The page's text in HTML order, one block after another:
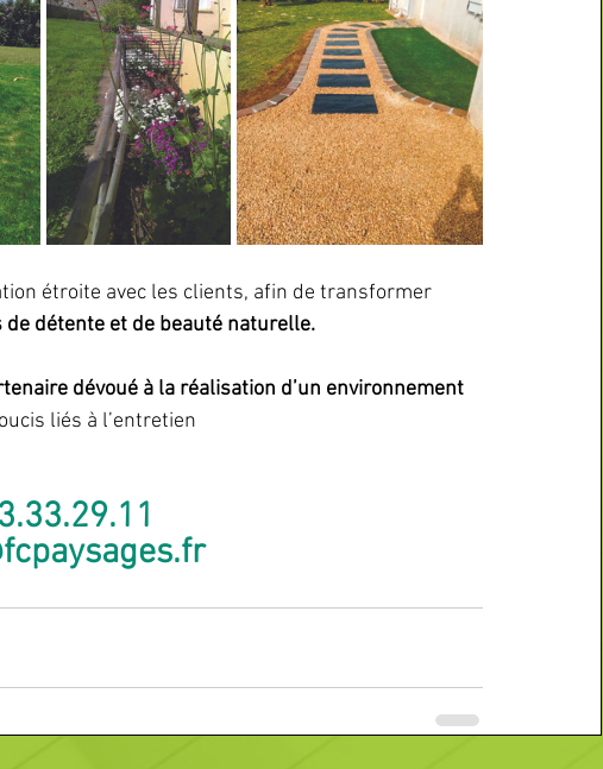
étroite avec les clients, afin de transformer
de détente et de beauté naturelle.
dévoué à la réalisation d’un environnement
liés à l’entretien